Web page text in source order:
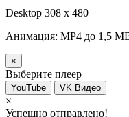
Desktop 308 х 480
Анимация: MP4 до 1,5
×
Выберите плеер
YouTube VK Видео
×
Успешно отправлено!